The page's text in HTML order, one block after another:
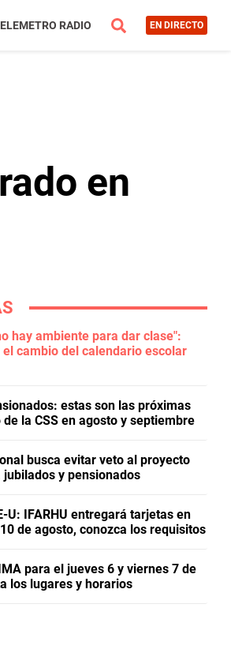
RADIO EN DIRECTO
en
hay ambiente para dar clase":
cambio del calendario escolar
estas son las próximas
la CSS en agosto y septiembre
busca evitar veto al proyecto
y pensionados
U: IFARHU entregará tarjetas en
de agosto, conozca los requisitos
para el jueves 6 y viernes 7 de
los lugares y horarios